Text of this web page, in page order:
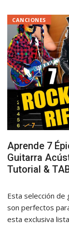
Aprende 7
Guitarra
Tutorial &
CANCIONES
Esta selección de
son perfectos
esta exclusiva